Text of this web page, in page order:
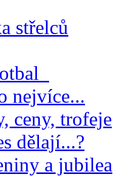
střelců
nejvíce...
ceny, trofeje
dělají...?
a jubilea